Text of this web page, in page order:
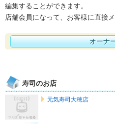
編集することができます。
店舗会員になって、お客様に直接
オーナ
寿司のお店
元気寿司大穂店